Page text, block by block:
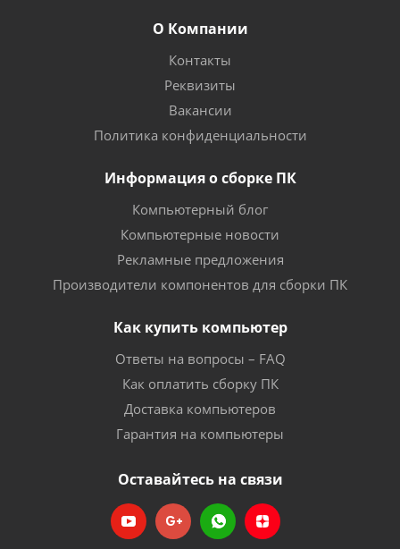
О Компании
Контакты
Реквизиты
Вакансии
Политика конфиденциальности
Информация о сборке ПК
Компьютерный блог
Компьютерные новости
Рекламные предложения
Производители компонентов для сборки ПК
Как купить компьютер
Ответы на вопросы – FAQ
Как оплатить сборку ПК
Доставка компьютеров
Гарантия на компьютеры
Оставайтесь на связи